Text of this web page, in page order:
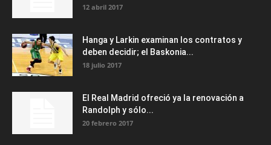
12 abril 2017
Hanga y Larkin examinan los contratos y
deben decidir; el Baskonia...
18 julio 2017
El Real Madrid ofreció ya la renovación a
Randolph y sólo...
20 febrero 2017